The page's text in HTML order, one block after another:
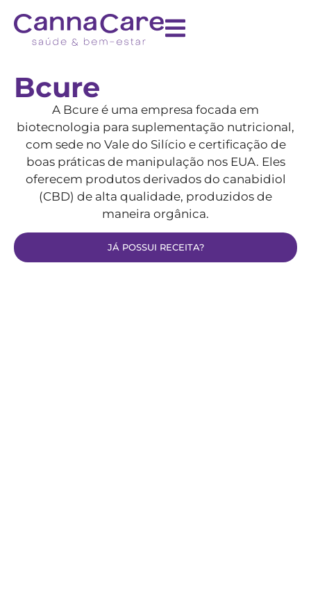
Bcure
A Bcure é uma empresa focada em
biotecnologia para suplementação nutricional,
com sede no Vale do Silício e certificação de
boas práticas de manipulação nos EUA. Eles
oferecem produtos derivados do canabidiol
(CBD) de alta qualidade, produzidos de
maneira orgânica.
JÁ POSSUI RECEITA?